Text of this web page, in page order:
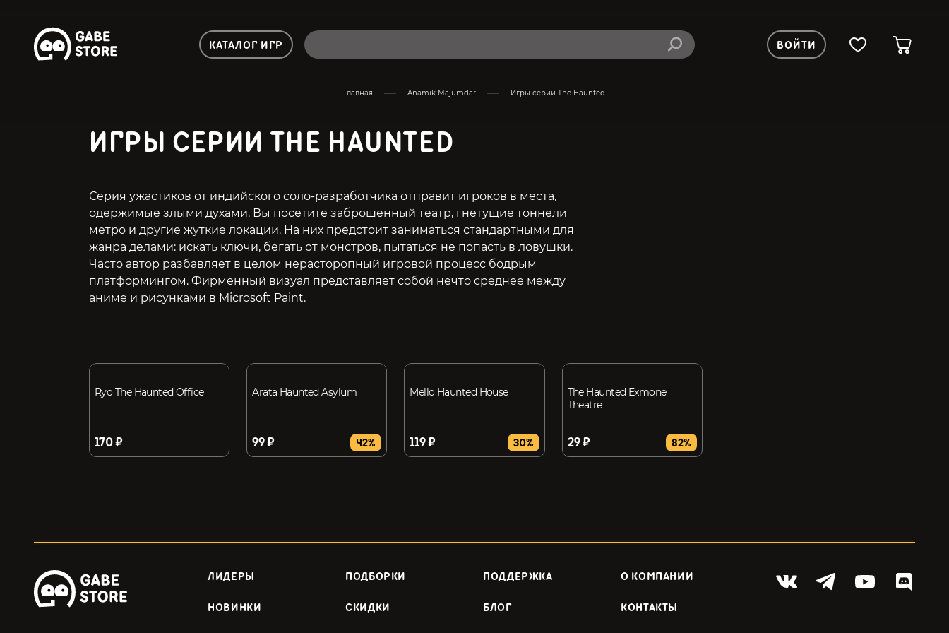
КАТАЛОГ ИГР ВОЙТИ
Главная Anamik Majumdar Игры серии The Haunted
ИГРЫ СЕРИИ THE HAUNTED
Серия ужастиков от индийского соло-разработчика отправит игроков в места,
одержимые злыми духами. Вы посетите заброшенный театр, гнетущие тоннели
метро и другие жуткие локации. На них предстоит заниматься стандартными для
жанра делами: искать ключи, бегать от монстров, пытаться не попасть в ловушки.
Часто автор разбавляет в целом нерасторопный игровой процесс бодрым
платформингом. Фирменный визуал представляет собой нечто среднее между
аниме и рисунками в Microsoft Paint.
Ryo The Haunted Office
170 ₽
Arata Haunted Asylum
99 ₽ 42%
Mello Haunted House
119 ₽ 30%
The Haunted Exmone
Theatre
29 ₽ 82%
ЛИДЕРЫ ПОДБОРКИ ПОДДЕРЖКА О КОМПАНИИ
НОВИНКИ СКИДКИ БЛОГ КОНТАКТЫ